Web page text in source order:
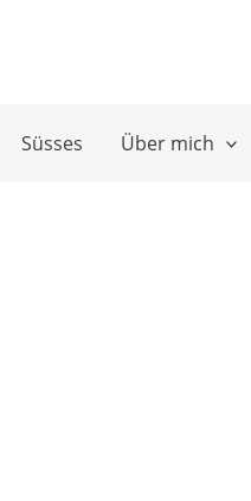
Süsses Über mich